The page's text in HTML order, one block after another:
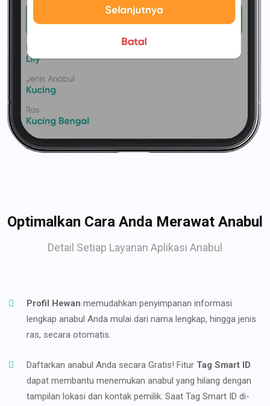
Optimalkan Cara Anda Merawat Anabul
Detail Setiap Layanan Aplikasi Anabul
Profil Hewan memudahkan penyimpanan informasi
lengkap anabul Anda mulai dari nama lengkap, hingga jenis
ras, secara otomatis.
Daftarkan anabul Anda secara Gratis! Fitur Tag Smart ID
dapat membantu menemukan anabul yang hilang dengan
tampilan lokasi dan kontak pemilik. Saat Tag Smart ID di-